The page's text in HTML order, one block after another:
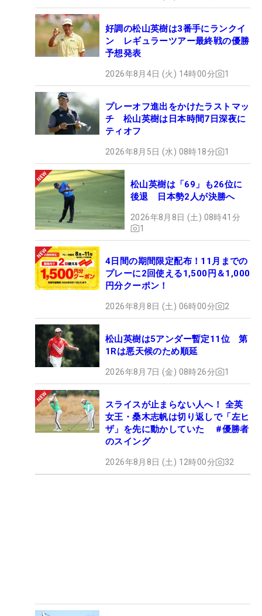
好調の松山英樹は3番手にランクイ
ン レギュラーツアー最終戦の優勝
予想発表
2026年8月4日 (火) 14時00分 1
プレーオフ進出をかけたラストマッ
チ 松山英樹は日本時間7日深夜に
ティオフ
2026年8月5日 (水) 08時18分 1
松山英樹は「69」も26位に
後退 日本勢2人が決勝へ
2026年8月8日 (土) 08時41分
1
4日間の期間限定配布！11月までの
プレーに2回使える1,500円＆1,000
円分クーポン！
2026年8月8日 (土) 06時00分 2
松山英樹は5アンダー暫定11位 第
1Rは悪天候のため順延
2026年8月7日 (金) 08時26分 1
スライスが止まらない人へ！ 全英
女王・桑木志帆は切り返しで「左ヒ
ザ」を先に動かしていた #優勝者
のスイング
2026年8月8日 (土) 12時00分 32